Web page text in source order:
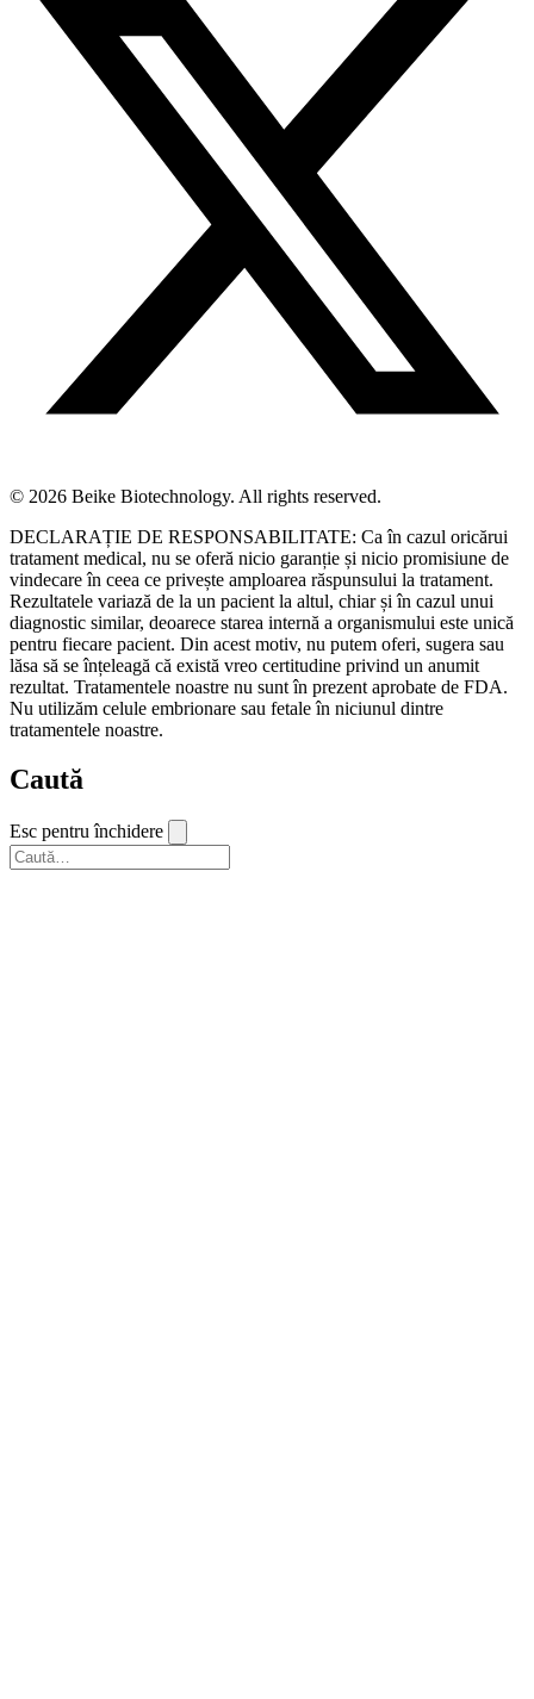
© 2026 Beike Biotechnology. All rights reserved.
DECLARAȚIE DE RESPONSABILITATE: Ca în cazul oricărui
tratament medical, nu se oferă nicio garanție și nicio promisiune de
vindecare în ceea ce privește amploarea răspunsului la tratament.
Rezultatele variază de la un pacient la altul, chiar și în cazul unui
diagnostic similar, deoarece starea internă a organismului este unică
pentru fiecare pacient. Din acest motiv, nu putem oferi, sugera sau
lăsa să se înțeleagă că există vreo certitudine privind un anumit
rezultat. Tratamentele noastre nu sunt în prezent aprobate de FDA.
Nu utilizăm celule embrionare sau fetale în niciunul dintre
tratamentele noastre.
Caută
Esc pentru închidere